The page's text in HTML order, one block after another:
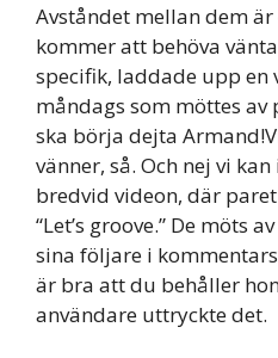
Avståndet mellan dem
kommer att behöva
specifik, laddade upp en
måndags som möttes av
ska börja dejta
vänner, så. Och nej vi
bredvid videon, där
“Let’s groove.” De möts
sina följare i
är bra att du behåller
användare uttryckte det.